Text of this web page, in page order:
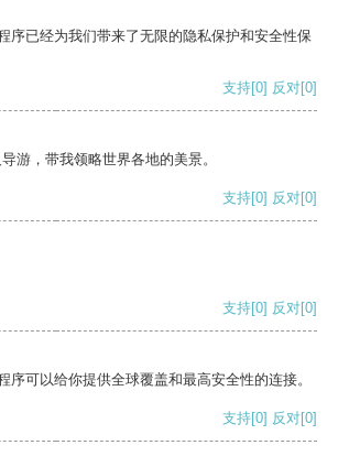
序已经为我们带来了无限的隐私保护和安全性保
支持[0] 反对[0]
游，带我领略世界各地的美景。
支持[0] 反对[0]
支持[0] 反对[0]
序可以给你提供全球覆盖和最高安全性的连接。
支持[0] 反对[0]